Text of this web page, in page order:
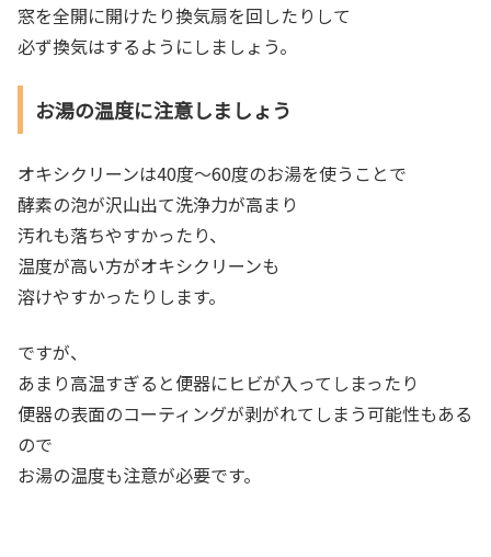
窓を全開に開けたり換気扇を回したりして
必ず換気はするようにしましょう。
お湯の温度に注意しましょう
オキシクリーンは40度～60度のお湯を使うことで
酵素の泡が沢山出て洗浄力が高まり
汚れも落ちやすかったり、
温度が高い方がオキシクリーンも
溶けやすかったりします。
ですが、
あまり高温すぎると便器にヒビが入ってしまったり
便器の表面のコーティングが剥がれてしまう可能性もある
ので
お湯の温度も注意が必要です。